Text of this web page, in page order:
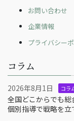
お問い合わせ
企業情報
プライバシー
コラム
2026年8月1日 コラ
全国どこからでも
個別指導で戦略を立